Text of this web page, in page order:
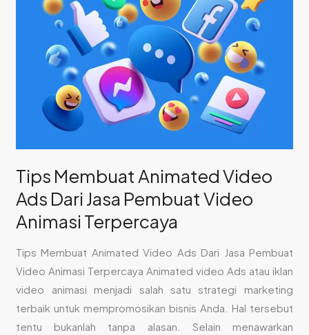
Tips Membuat Animated Video
Ads Dari Jasa Pembuat Video
Animasi Terpercaya
Tips Membuat Animated Video Ads Dari Jasa Pembuat
Video Animasi Terpercaya Animated video Ads atau iklan
video animasi menjadi salah satu strategi marketing
terbaik untuk mempromosikan bisnis Anda. Hal tersebut
tentu bukanlah tanpa alasan. Selain menawarkan
Animated
Pembuat